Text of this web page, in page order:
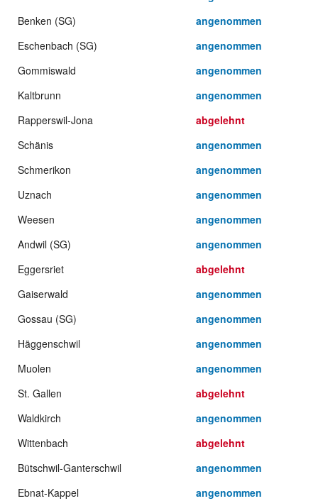
Benken (SG)
angenommen
Eschenbach (SG)
angenommen
Gommiswald
angenommen
Kaltbrunn
angenommen
Rapperswil-Jona
abgelehnt
Schänis
angenommen
Schmerikon
angenommen
Uznach
angenommen
Weesen
angenommen
Andwil (SG)
angenommen
Eggersriet
abgelehnt
Gaiserwald
angenommen
Gossau (SG)
angenommen
Häggenschwil
angenommen
Muolen
angenommen
St. Gallen
abgelehnt
Waldkirch
angenommen
Wittenbach
abgelehnt
Bütschwil-Ganterschwil
angenommen
Ebnat-Kappel
angenommen